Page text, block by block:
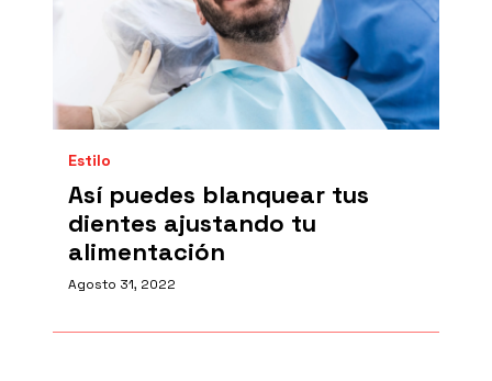
Estilo
Así puedes blanquear tus
dientes ajustando tu
alimentación
Agosto 31, 2022